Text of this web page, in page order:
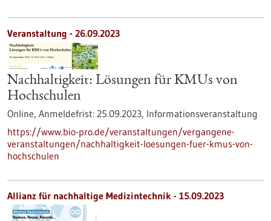
Veranstaltung - 26.09.2023
Nachhaltigkeit: Lösungen für KMUs von
Hochschulen
Online, Anmeldefrist: 25.09.2023, Informationsveranstaltung
https://www.bio-pro.de/veranstaltungen/vergangene-
veranstaltungen/nachhaltigkeit-loesungen-fuer-kmus-von-
hochschulen
Allianz für nachhaltige Medizintechnik - 15.09.2023